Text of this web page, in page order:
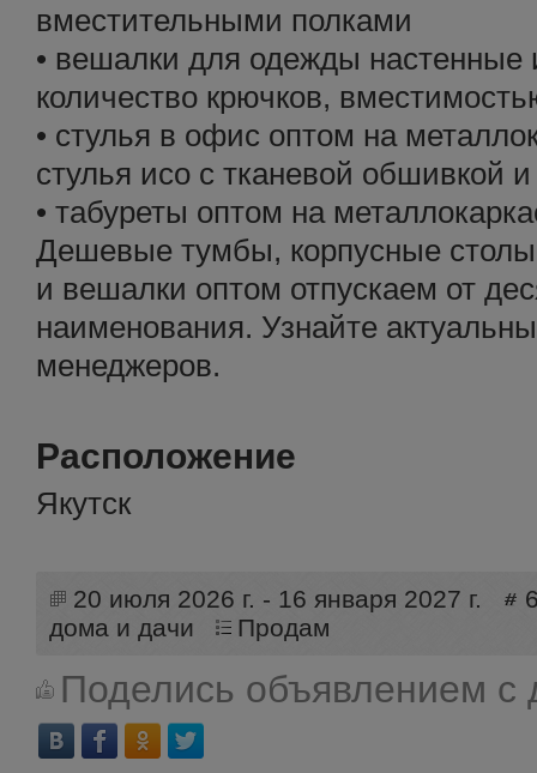
вместительными полками
• вешалки для одежды настенные
количество крючков,
• стулья в офис оптом на
стулья исо с тканевой обшивкой
• табуреты оптом на
Дешевые тумбы, корпусные
и вешалки оптом отпускаем от
наименования. Узнайте
менеджеров.
Расположение
Якутск
20 июля 2026 г. - 16 января 2027 г.
дома и дачи
Продам
Поделись объявлением с